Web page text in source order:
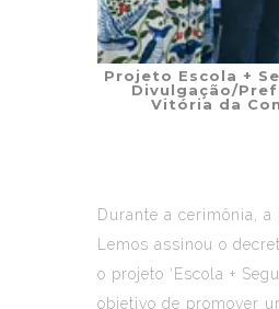
Projeto Escola +
Divulgação/
Vitória da
Durante a cerimônia, a
Lemos assinou o
o projeto ‘Escola +
objetivo de promover